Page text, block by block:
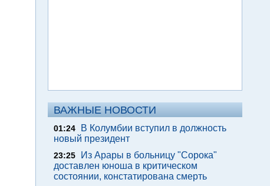
ВАЖНЫЕ НОВОСТИ
01:24
В Колумбии вступил в должность
новый президент
23:25
Из Арары в больницу "Сорока"
доставлен юноша в критическом
состоянии, констатирована смерть